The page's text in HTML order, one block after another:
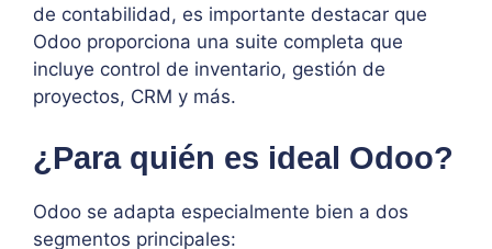
de contabilidad, es importante destacar que
Odoo proporciona una suite completa que
incluye control de inventario, gestión de
proyectos, CRM y más.
¿Para quién es ideal Odoo?
Odoo se adapta especialmente bien a dos
segmentos principales: